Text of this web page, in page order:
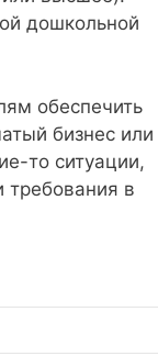
дошкольной
обеспечить
бизнес или
то ситуации,
требования в